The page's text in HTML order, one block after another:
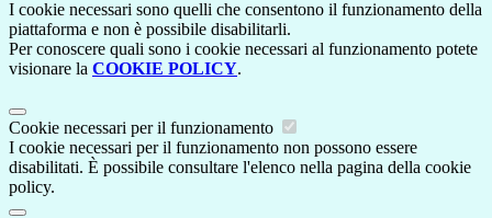
I cookie necessari sono quelli che consentono il funzionamento della
piattaforma e non è possibile disabilitarli.
Per conoscere quali sono i cookie necessari al funzionamento potete
visionare la COOKIE POLICY.
Cookie necessari per il funzionamento
I cookie necessari per il funzionamento non possono essere
disabilitati. È possibile consultare l'elenco nella pagina della cookie
policy.